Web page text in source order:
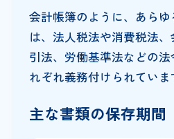
会計帳簿のように、あら
は、法人税法や消費税法
引法、労働基準法などの
れぞれ義務付けられていま
主な書類の保存期間